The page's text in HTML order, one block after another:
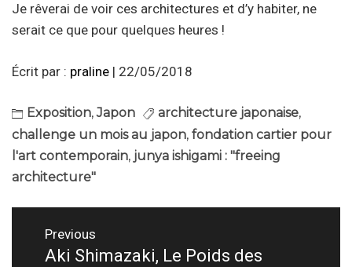
Je rêverai de voir ces architectures et d’y habiter, ne
serait ce que pour quelques heures !
Écrit par : praline | 22/05/2018
Exposition, Japon architecture japonaise,
challenge un mois au japon, fondation cartier pour
l'art contemporain, junya ishigami : "freeing
architecture"
Navigation
Previous
Previous
Aki Shimazaki, Le Poids des